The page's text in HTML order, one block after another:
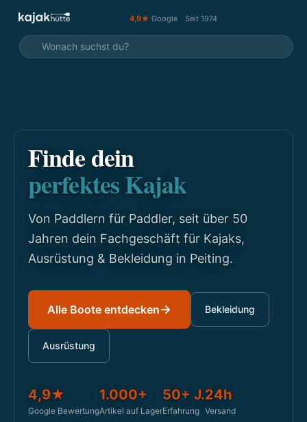
4,9★ Google · Seit 1974
Finde dein
perfektes Kajak
Von Paddlern für Paddler, seit über 50
Jahren dein Fachgeschäft für Kajaks,
Ausrüstung & Bekleidung in Peiting.
Alle Boote entdecken→ Bekleidung
Ausrüstung
4,9★
Google Bewertung
1.000+
Artikel auf Lager
50+ J.
Erfahrung
24h
Versand